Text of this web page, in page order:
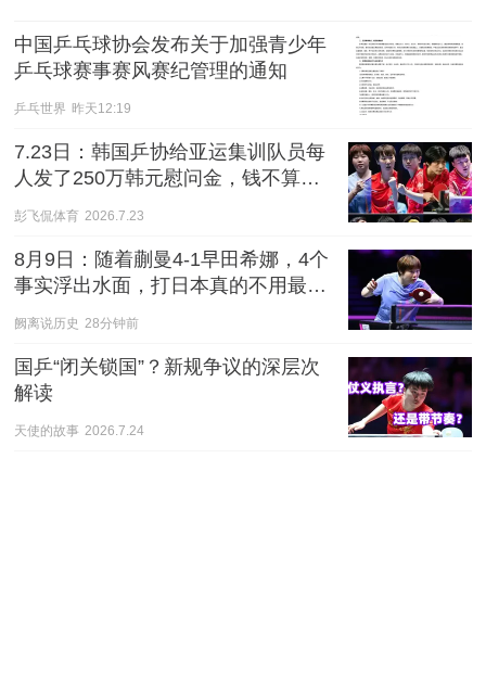
中国乒乓球协会发布关于加强青少年
乒乓球赛事赛风赛纪管理的通知
乒乓世界 昨天12:19
7.23日：韩国乒协给亚运集训队员每
人发了250万韩元慰问金，钱不算多
彭飞侃体育 2026.7.23
8月9日：随着蒯曼4-1早田希娜，4个
事实浮出水面，打日本真的不用最强
阙离说历史 28分钟前
国乒“闭关锁国”？新规争议的深层次
解读
天使的故事 2026.7.24